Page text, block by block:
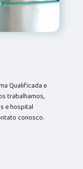
Qualificada e
trabalhamos,
e hospital
conosco.